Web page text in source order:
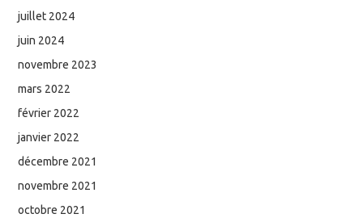
juillet 2024
juin 2024
novembre 2023
mars 2022
février 2022
janvier 2022
décembre 2021
novembre 2021
octobre 2021